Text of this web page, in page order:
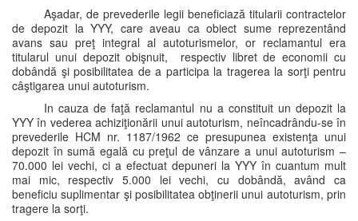
Aşadar, de prevederile legii beneficiază titularii contractelor
de depozit la YYY, care aveau ca obiect sume reprezentând
avans sau preţ integral al autoturismelor, or reclamantul era
titularul unui depozit obişnuit, respectiv libret de economii cu
dobândă şi posibilitatea de a participa la tragerea la sorţi pentru
câştigarea unui autoturism.
In cauza de faţă reclamantul nu a constituit un depozit la
YYY în vederea achiziţionării unui autoturism, neîncadrându-se în
prevederile HCM nr. 1187/1962 ce presupunea existenţa unui
depozit în sumă egală cu preţul de vânzare a unui autoturism –
70.000 lei vechi, ci a efectuat depuneri la YYY în cuantum mult
mai mic, respectiv 5.000 lei vechi, cu dobândă, având ca
beneficiu suplimentar şi posibilitatea obţinerii unui autoturism, prin
tragere la sorţi.